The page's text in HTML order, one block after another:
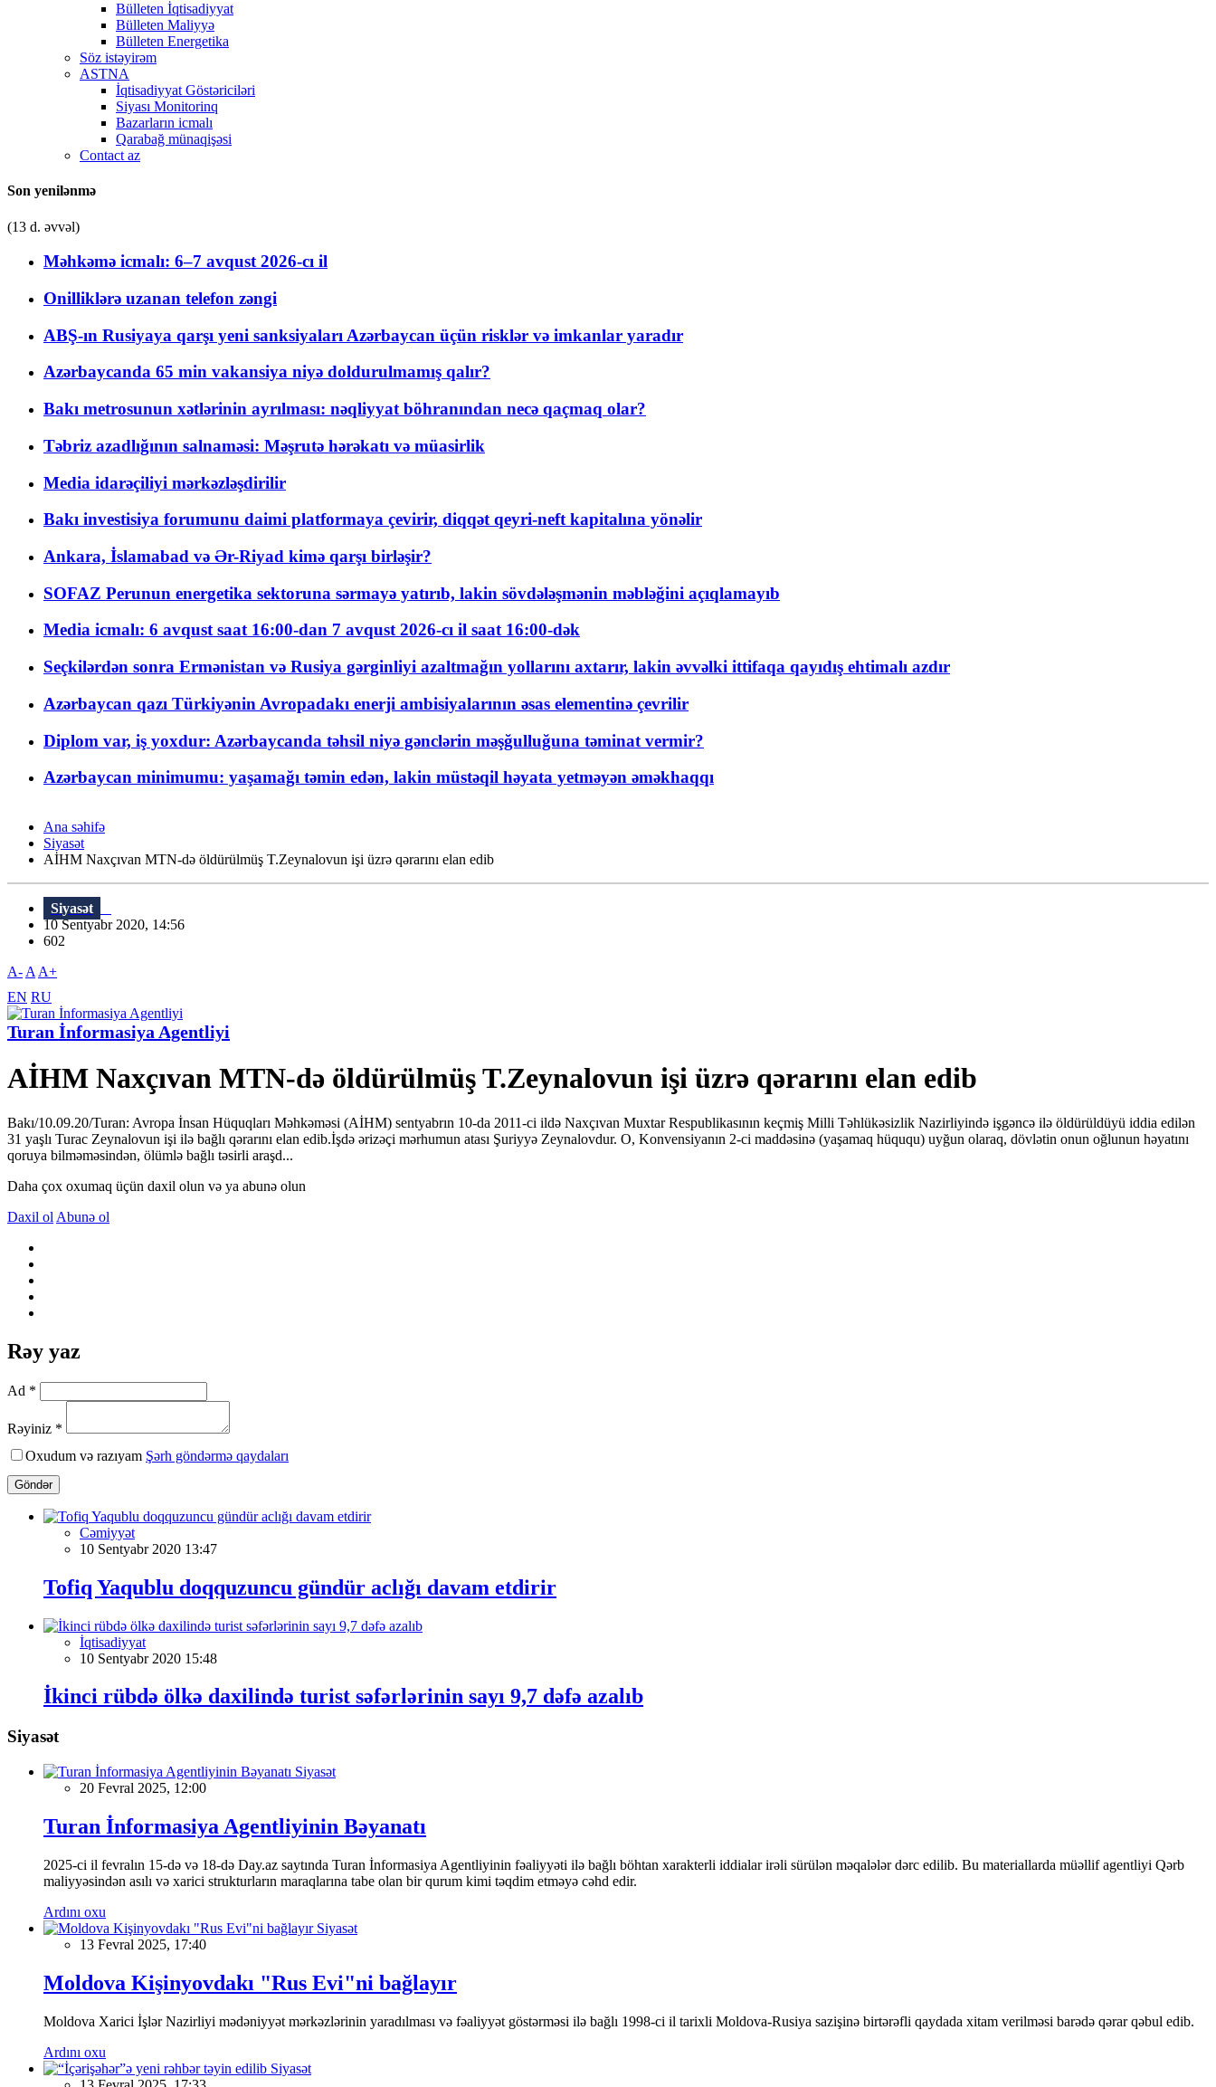
Bülleten İqtisadiyyat
Bülleten Maliyyə
Bülleten Energetika
Söz istəyirəm
ASTNA
İqtisadiyyat Göstəriciləri
Siyası Monitorinq
Bazarların icmalı
Qarabağ münaqişəsi
Contact az
Son yenilənmə
(13 d. əvvəl)
Məhkəmə icmalı: 6–7 avqust 2026-cı il
Onilliklərə uzanan telefon zəngi
ABŞ-ın Rusiyaya qarşı yeni sanksiyaları Azərbaycan üçün risklər və imkanlar yaradır
Azərbaycanda 65 min vakansiya niyə doldurulmamış qalır?
Bakı metrosunun xətlərinin ayrılması: nəqliyyat böhranından necə qaçmaq olar?
Təbriz azadlığının salnaməsi: Məşrutə hərəkatı və müasirlik
Media idarəçiliyi mərkəzləşdirilir
Bakı investisiya forumunu daimi platformaya çevirir, diqqət qeyri-neft kapitalına yönəlir
Ankara, İslamabad və Ər-Riyad kimə qarşı birləşir?
SOFAZ Perunun energetika sektoruna sərmayə yatırıb, lakin sövdələşmənin məbləğini açıqlamayıb
Media icmalı: 6 avqust saat 16:00-dan 7 avqust 2026-cı il saat 16:00-dək
Seçkilərdən sonra Ermənistan və Rusiya gərginliyi azaltmağın yollarını axtarır, lakin əvvəlki ittifaqa qayıdış ehtimalı azdır
Azərbaycan qazı Türkiyənin Avropadakı enerji ambisiyalarının əsas elementinə çevrilir
Diplom var, iş yoxdur: Azərbaycanda təhsil niyə gənclərin məşğulluğuna təminat vermir?
Azərbaycan minimumu: yaşamağı təmin edən, lakin müstəqil həyata yetməyən əməkhaqqı
Ana səhifə
Siyasət
AİHM Naxçıvan MTN-də öldürülmüş T.Zeynalovun işi üzrə qərarını elan edib
Siyasət
10 Sentyabr 2020, 14:56
602
A- A A+
EN RU
Turan İnformasiya Agentliyi
AİHM Naxçıvan MTN-də öldürülmüş T.Zeynalovun işi üzrə qərarını elan edib
Bakı/10.09.20/Turan: Avropa İnsan Hüquqları Məhkəməsi (AİHM) sentyabrın 10-da 2011-ci ildə Naxçıvan Muxtar Respublikasının keçmiş Milli Təhlükəsizlik Nazirliyində işgəncə ilə öldürüldüyü iddia edilən
31 yaşlı Turac Zeynalovun işi ilə bağlı qərarını elan edib.İşdə ərizəçi mərhumun atası Şuriyyə Zeynalovdur. O, Konvensiyanın 2-ci maddəsinə (yaşamaq hüququ) uyğun olaraq, dövlətin onun oğlunun həyatını
qoruya bilməməsindən, ölümlə bağlı təsirli araşd...
Daha çox oxumaq üçün daxil olun və ya abunə olun
Daxil ol Abunə ol
Rəy yaz
Ad *
Rəyiniz *
Oxudum və razıyam Şərh göndərmə qaydaları
Göndər
Cəmiyyət
10 Sentyabr 2020 13:47
Tofiq Yaqublu doqquzuncu gündür aclığı davam etdirir
İqtisadiyyat
10 Sentyabr 2020 15:48
İkinci rübdə ölkə daxilində turist səfərlərinin sayı 9,7 dəfə azalıb
Siyasət
Siyasət
20 Fevral 2025, 12:00
Turan İnformasiya Agentliyinin Bəyanatı
2025-ci il fevralın 15-də və 18-də Day.az saytında Turan İnformasiya Agentliyinin fəaliyyəti ilə bağlı böhtan xarakterli iddialar irəli sürülən məqalələr dərc edilib. Bu materiallarda müəllif agentliyi Qərb
maliyyəsindən asılı və xarici strukturların maraqlarına tabe olan bir qurum kimi təqdim etməyə cəhd edir.
Ardını oxu
Siyasət
13 Fevral 2025, 17:40
Moldova Kişinyovdakı "Rus Evi"ni bağlayır
Moldova Xarici İşlər Nazirliyi mədəniyyət mərkəzlərinin yaradılması və fəaliyyət göstərməsi ilə bağlı 1998-ci il tarixli Moldova-Rusiya sazişinə birtərəfli qaydada xitam verilməsi barədə qərar qəbul edib.
Ardını oxu
Siyasət